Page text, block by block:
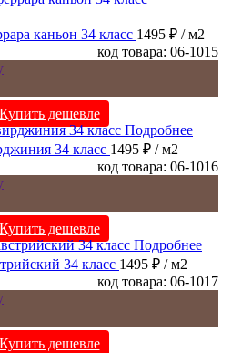
каньон 34 класс 1495 ₽ / м2
код товара: 06-1015
Купить дешевле
Подробнее
34 класс 1495 ₽ / м2
код товара: 06-1016
Купить дешевле
Подробнее
34 класс 1495 ₽ / м2
код товара: 06-1017
Купить дешевле